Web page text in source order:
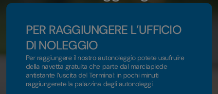
PER RAGGIUNGERE L’UFFICIO
DI NOLEGGIO
Per raggiungere il nostro autonoleggio potete usufruire
della navetta gratuita che parte dal marciapiede
antistante l’uscita del Terminal: in pochi minuti
raggiungerete la palazzina degli autonoleggi.